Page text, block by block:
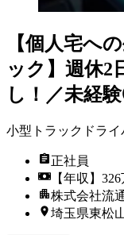
【個人宅へ
ック】週休2
し！／未経
小型トラックドライ
正社員
【年収】
株式会社流
埼玉県東松